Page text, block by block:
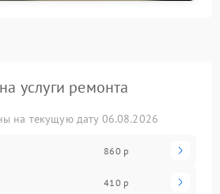
услуги ремонта
на текущую дату 06.08.2026
860 р
410 р